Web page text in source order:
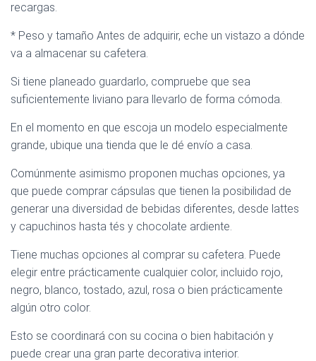
recargas.
* Peso y tamaño Antes de adquirir, eche un vistazo a dónde
va a almacenar su cafetera.
Si tiene planeado guardarlo, compruebe que sea
suficientemente liviano para llevarlo de forma cómoda.
En el momento en que escoja un modelo especialmente
grande, ubique una tienda que le dé envío a casa.
Comúnmente asimismo proponen muchas opciones, ya
que puede comprar cápsulas que tienen la posibilidad de
generar una diversidad de bebidas diferentes, desde lattes
y capuchinos hasta tés y chocolate ardiente.
Tiene muchas opciones al comprar su cafetera. Puede
elegir entre prácticamente cualquier color, incluido rojo,
negro, blanco, tostado, azul, rosa o bien prácticamente
algún otro color.
Esto se coordinará con su cocina o bien habitación y
puede crear una gran parte decorativa interior.